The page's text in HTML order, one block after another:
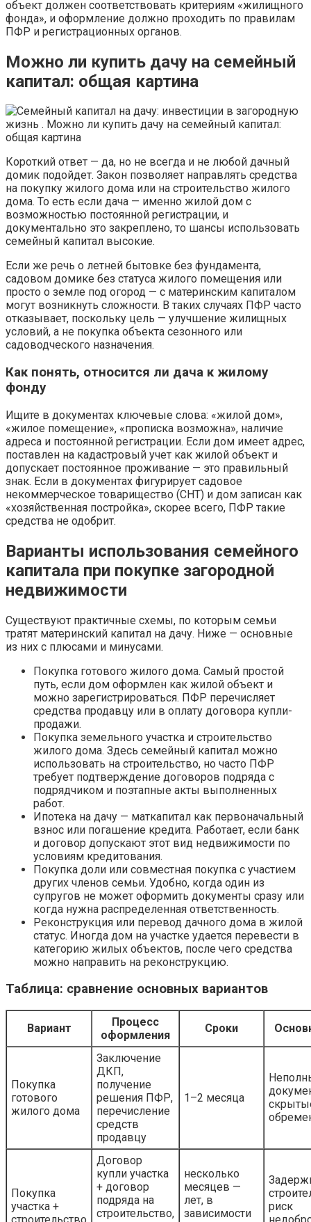
объект должен соответствовать критериям «жилищного
фонда», и оформление должно проходить по правилам
ПФР и регистрационных органов.
Можно ли купить дачу на семейный
капитал: общая картина
Короткий ответ — да, но не всегда и не любой дачный
домик подойдет. Закон позволяет направлять средства
на покупку жилого дома или на строительство жилого
дома. То есть если дача — именно жилой дом с
возможностью постоянной регистрации, и
документально это закреплено, то шансы использовать
семейный капитал высокие.
Если же речь о летней бытовке без фундамента,
садовом домике без статуса жилого помещения или
просто о земле под огород — с материнским капиталом
могут возникнуть сложности. В таких случаях ПФР часто
отказывает, поскольку цель — улучшение жилищных
условий, а не покупка объекта сезонного или
садоводческого назначения.
Как понять, относится ли дача к жилому
фонду
Ищите в документах ключевые слова: «жилой дом»,
«жилое помещение», «прописка возможна», наличие
адреса и постоянной регистрации. Если дом имеет адрес,
поставлен на кадастровый учет как жилой объект и
допускает постоянное проживание — это правильный
знак. Если в документах фигурирует садовое
некоммерческое товарищество (СНТ) и дом записан как
«хозяйственная постройка», скорее всего, ПФР такие
средства не одобрит.
Варианты использования семейного
капитала при покупке загородной
недвижимости
Существуют практичные схемы, по которым семьи
тратят материнский капитал на дачу. Ниже — основные
из них с плюсами и минусами.
Покупка готового жилого дома. Самый простой
путь, если дом оформлен как жилой объект и
можно зарегистрироваться. ПФР перечисляет
средства продавцу или в оплату договора купли-
продажи.
Покупка земельного участка и строительство
жилого дома. Здесь семейный капитал можно
использовать на строительство, но часто ПФР
требует подтверждение договоров подряда с
подрядчиком и поэтапные акты выполненных
работ.
Ипотека на дачу — маткапитал как первоначальный
взнос или погашение кредита. Работает, если банк
и договор допускают этот вид недвижимости по
условиям кредитования.
Покупка доли или совместная покупка с участием
других членов семьи. Удобно, когда один из
супругов не может оформить документы сразу или
когда нужна распределенная ответственность.
Реконструкция или перевод дачного дома в жилой
статус. Иногда дом на участке удается перевести в
категорию жилых объектов, после чего средства
можно направить на реконструкцию.
Таблица: сравнение основных вариантов
Вариант
Процесс
оформления
Сроки
Покупка
готового
жилого дома
Заключение
ДКП,
получение
решения ПФР,
перечисление
средств
продавцу
1–2 месяца
Покупка
участка +
Договор
купли участка
+ договор
подряда на
строительство,
несколько
месяцев —
лет, в
зависимости
риск